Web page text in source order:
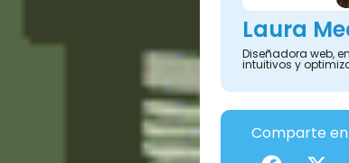
Laura
Diseñadora web,
intuitivos y
Comparte